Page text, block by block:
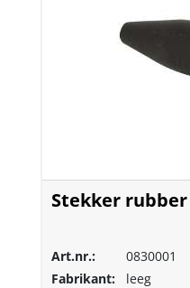
Stekker
Art.nr.:
0830001
Fabrikant:
leeg